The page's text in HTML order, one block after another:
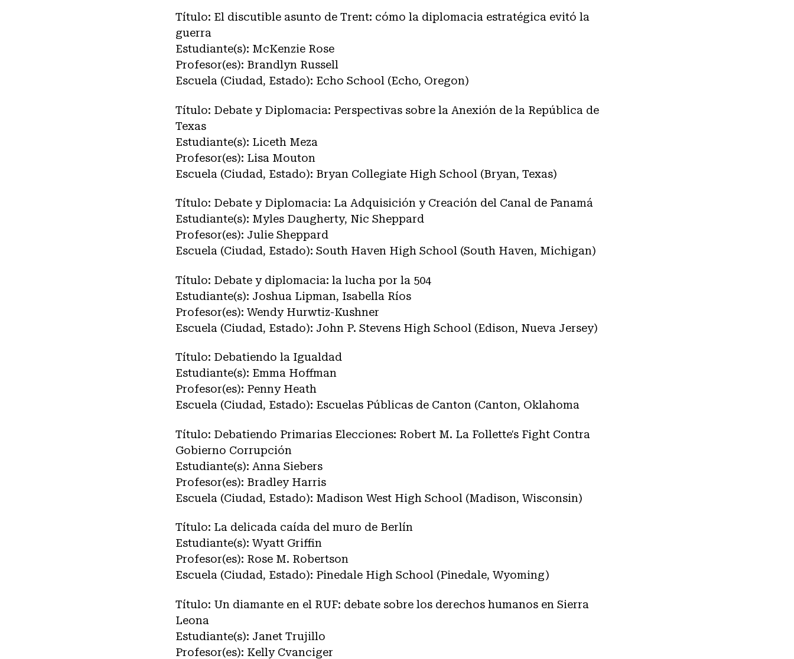
Título: El discutible asunto de Trent: cómo la diplomacia estratégica evitó la
guerra
Estudiante(s): McKenzie Rose
Profesor(es): Brandlyn Russell
Escuela (Ciudad, Estado): Echo School (Echo, Oregon)
Título: Debate y Diplomacia: Perspectivas sobre la Anexión de la República de
Texas
Estudiante(s): Liceth Meza
Profesor(es): Lisa Mouton
Escuela (Ciudad, Estado): Bryan Collegiate High School (Bryan, Texas)
Título: Debate y Diplomacia: La Adquisición y Creación del Canal de Panamá
Estudiante(s): Myles Daugherty, Nic Sheppard
Profesor(es): Julie Sheppard
Escuela (Ciudad, Estado): South Haven High School (South Haven, Michigan)
Título: Debate y diplomacia: la lucha por la 504
Estudiante(s): Joshua Lipman, Isabella Ríos
Profesor(es): Wendy Hurwtiz-Kushner
Escuela (Ciudad, Estado): John P. Stevens High School (Edison, Nueva Jersey)
Título: Debatiendo la Igualdad
Estudiante(s): Emma Hoffman
Profesor(es): Penny Heath
Escuela (Ciudad, Estado): Escuelas Públicas de Canton (Canton, Oklahoma
Título: Debatiendo‌ ‌Primarias‌ ‌Elecciones:‌ ‌Robert‌ ‌M.‌ ‌La‌ ‌Follette's‌ ‌Fight‌ ‌Contra‌
‌Gobierno‌ ‌Corrupción‌
Estudiante(s): Anna Siebers
Profesor(es): Bradley Harris
Escuela (Ciudad, Estado): Madison West High School (Madison, Wisconsin)
Título: La delicada caída del muro de Berlín
Estudiante(s): Wyatt Griffin
Profesor(es): Rose M. Robertson
Escuela (Ciudad, Estado): Pinedale High School (Pinedale, Wyoming)
Título: Un diamante en el RUF: debate sobre los derechos humanos en Sierra
Leona
Estudiante(s): Janet Trujillo
Profesor(es): Kelly Cvanciger